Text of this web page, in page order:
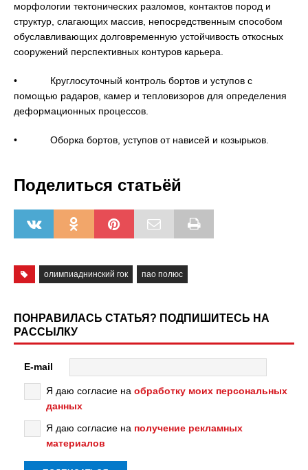
морфологии тектонических разломов, контактов пород и
структур, слагающих массив, непосредственным способом
обуславливающих долговременную устойчивость откосных
сооружений перспективных контуров карьера.
• Круглосуточный контроль бортов и уступов с
помощью радаров, камер и тепловизоров для определения
деформационных процессов.
• Оборка бортов, уступов от нависей и козырьков.
Поделиться статьёй
олимпиаднинский гок пао полюс
ПОНРАВИЛАСЬ СТАТЬЯ? ПОДПИШИТЕСЬ НА
РАССЫЛКУ
E-mail
Я даю согласие на обработку моих персональных
данных
Я даю согласие на получение рекламных
материалов